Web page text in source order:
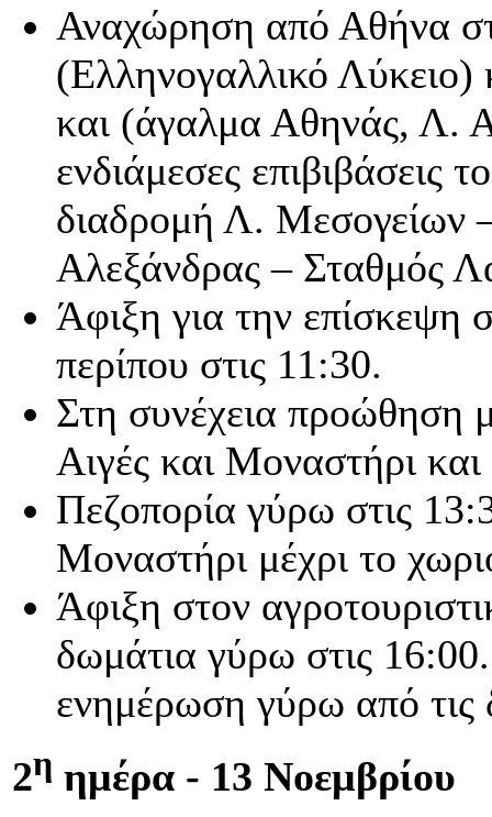
Αναχώρηση από Αθήνα
(Ελληνογαλλικό
και (άγαλμα Αθηνάς, Λ.
ενδιάμεσες επιβιβάσεις
διαδρομή Λ. Μεσογείων
Αλεξάνδρας – Σταθμός
Άφιξη για την επίσκεψη
περίπου στις 11:30.
Στη συνέχεια προώθηση
Αιγές και Μοναστήρι και
Πεζοπορία γύρω στις
Μοναστήρι μέχρι το
Άφιξη στον
δωμάτια γύρω στις
ενημέρωση γύρω από τις
2η ημέρα - 13 Νοεμβρίου